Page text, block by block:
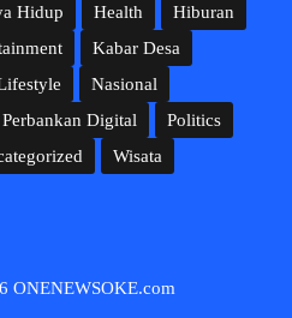
Hidup Health
Hiburan
Kabar Desa
Nasional
Perbankan Digital
Politics
Wisata
ONENEWSOKE.com